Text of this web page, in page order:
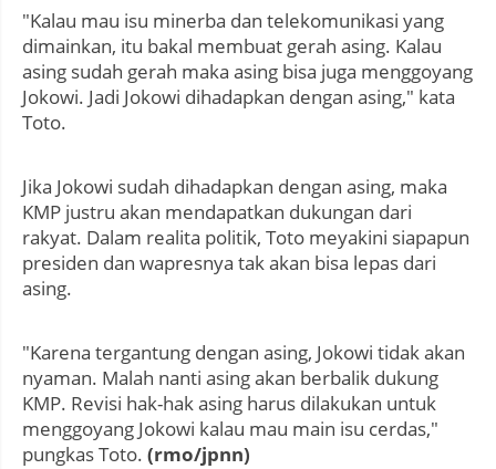
"Kalau mau isu minerba dan telekomunikasi yang
dimainkan, itu bakal membuat gerah asing. Kalau
asing sudah gerah maka asing bisa juga menggoyang
Jokowi. Jadi Jokowi dihadapkan dengan asing," kata
Toto.
Jika Jokowi sudah dihadapkan dengan asing, maka
KMP justru akan mendapatkan dukungan dari
rakyat. Dalam realita politik, Toto meyakini siapapun
presiden dan wapresnya tak akan bisa lepas dari
asing.
"Karena tergantung dengan asing, Jokowi tidak akan
nyaman. Malah nanti asing akan berbalik dukung
KMP. Revisi hak-hak asing harus dilakukan untuk
menggoyang Jokowi kalau mau main isu cerdas,"
pungkas Toto. (rmo/jpnn)